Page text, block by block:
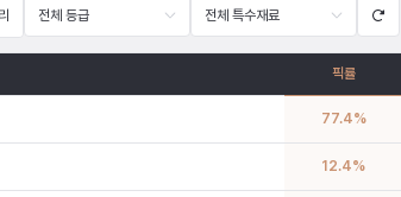
전체 등급 전체 특수재료
픽률
77.4%
12.4%